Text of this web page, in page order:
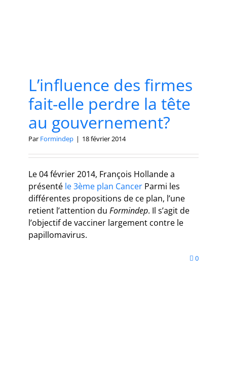
L’influence des firmes
fait-elle perdre la tête
au gouvernement?
Par Formindep | 18 février 2014
Le 04 février 2014, François Hollande a
présenté le 3ème plan Cancer Parmi les
différentes propositions de ce plan, l’une
retient l’attention du Formindep. Il s’agit de
l’objectif de vacciner largement contre le
papillomavirus.
0